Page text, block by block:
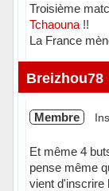
Troisième
Tchaouna !!
La France
Hors ligne
Breizhou78
Membre
Et même 4
pense même
vient d'inscrire